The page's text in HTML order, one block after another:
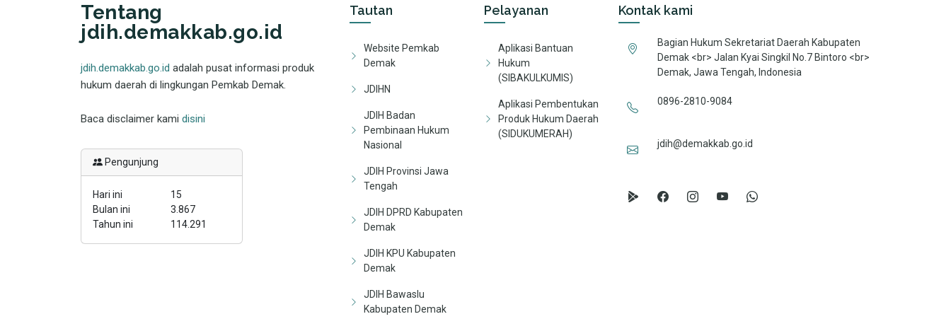
Tentang
jdih.demakkab.go.id
jdih.demakkab.go.id adalah pusat informasi produk
hukum daerah di lingkungan Pemkab Demak.
Baca disclaimer kami disini
Pengunjung
Hari ini
15
Bulan ini
3.867
Tahun ini
114.291
Tautan
Website Pemkab
Demak
JDIHN
JDIH Badan
Pembinaan Hukum
Nasional
JDIH Provinsi Jawa
Tengah
JDIH DPRD Kabupaten
Demak
JDIH KPU Kabupaten
Demak
JDIH Bawaslu
Kabupaten Demak
Pelayanan
Aplikasi Bantuan
Hukum
(SIBAKULKUMIS)
Aplikasi Pembentukan
Produk Hukum Daerah
(SIDUKUMERAH)
Kontak kami
Bagian Hukum Sekretariat Daerah Kabupaten
Demak <br> Jalan Kyai Singkil No.7 Bintoro <br>
Demak, Jawa Tengah, Indonesia
0896-2810-9084
jdih@demakkab.go.id